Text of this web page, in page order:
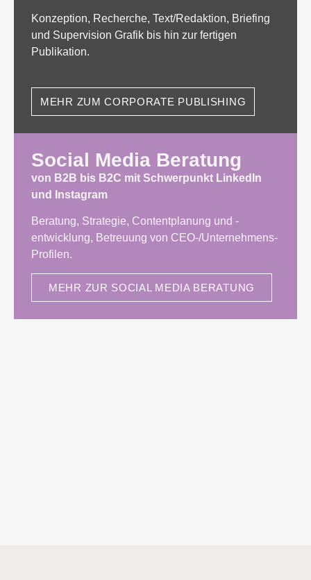
Konzeption, Recherche, Text/Redaktion, Briefing
und Supervision Grafik bis hin zur fertigen
Publikation.
MEHR ZUM CORPORATE PUBLISHING
Social Media Beratung
von B2B bis B2C mit Schwerpunkt LinkedIn
und Instagram
Beratung, Strategie, Contentplanung und -
entwicklung, Betreuung von CEO-/Unternehmens-
Profilen.
MEHR ZUR SOCIAL MEDIA BERATUNG